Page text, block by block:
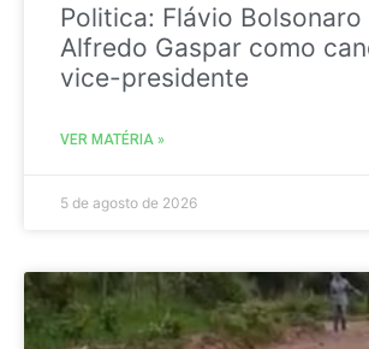
Politica: Flávio Bolsonaro
Alfredo Gaspar como
vice-presidente
VER MATÉRIA »
5 de agosto de 2026